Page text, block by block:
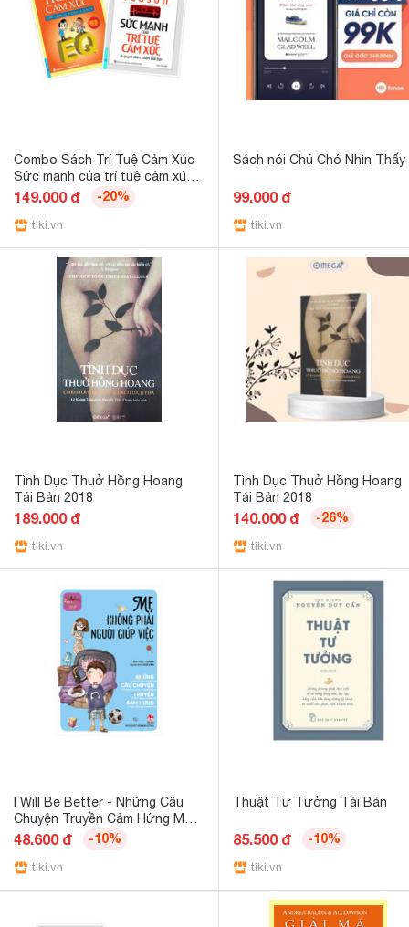
Combo Sách Trí Tuệ Cảm Xúc
Sức mạnh của trí tuệ cảm xúc
Giải mã trí tuệ cảm xúc - First
149.000 đ -20%
tiki.vn
Sách nói Chú Chó Nhìn Thấy
99.000 đ
tiki.vn
Tình Dục Thuở Hồng Hoang
Tái Bản 2018
189.000 đ
tiki.vn
Tình Dục Thuở Hồng Hoang
Tái Bản 2018
140.000 đ -26%
tiki.vn
I Will Be Better - Những Câu
Chuyện Truyền Cảm Hứng Mẹ
Không Phải Người Giúp Việc
48.600 đ -10%
tiki.vn
Thuật Tư Tưởng Tái Bản
85.500 đ -10%
tiki.vn